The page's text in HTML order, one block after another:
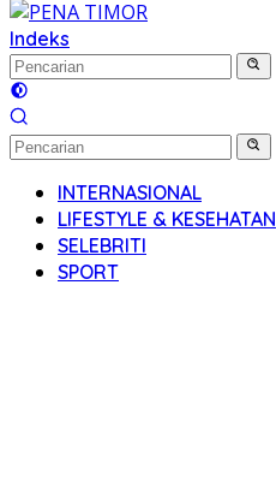
Indeks
INTERNASIONAL
LIFESTYLE & KESEHATAN
SELEBRITI
SPORT